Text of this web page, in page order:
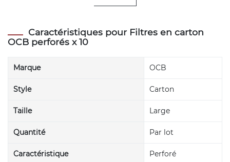
Caractéristiques pour Filtres en carton
OCB perforés x 10
Marque OCB
Style Carton
Taille Large
Quantité Par lot
Caractéristique Perforé